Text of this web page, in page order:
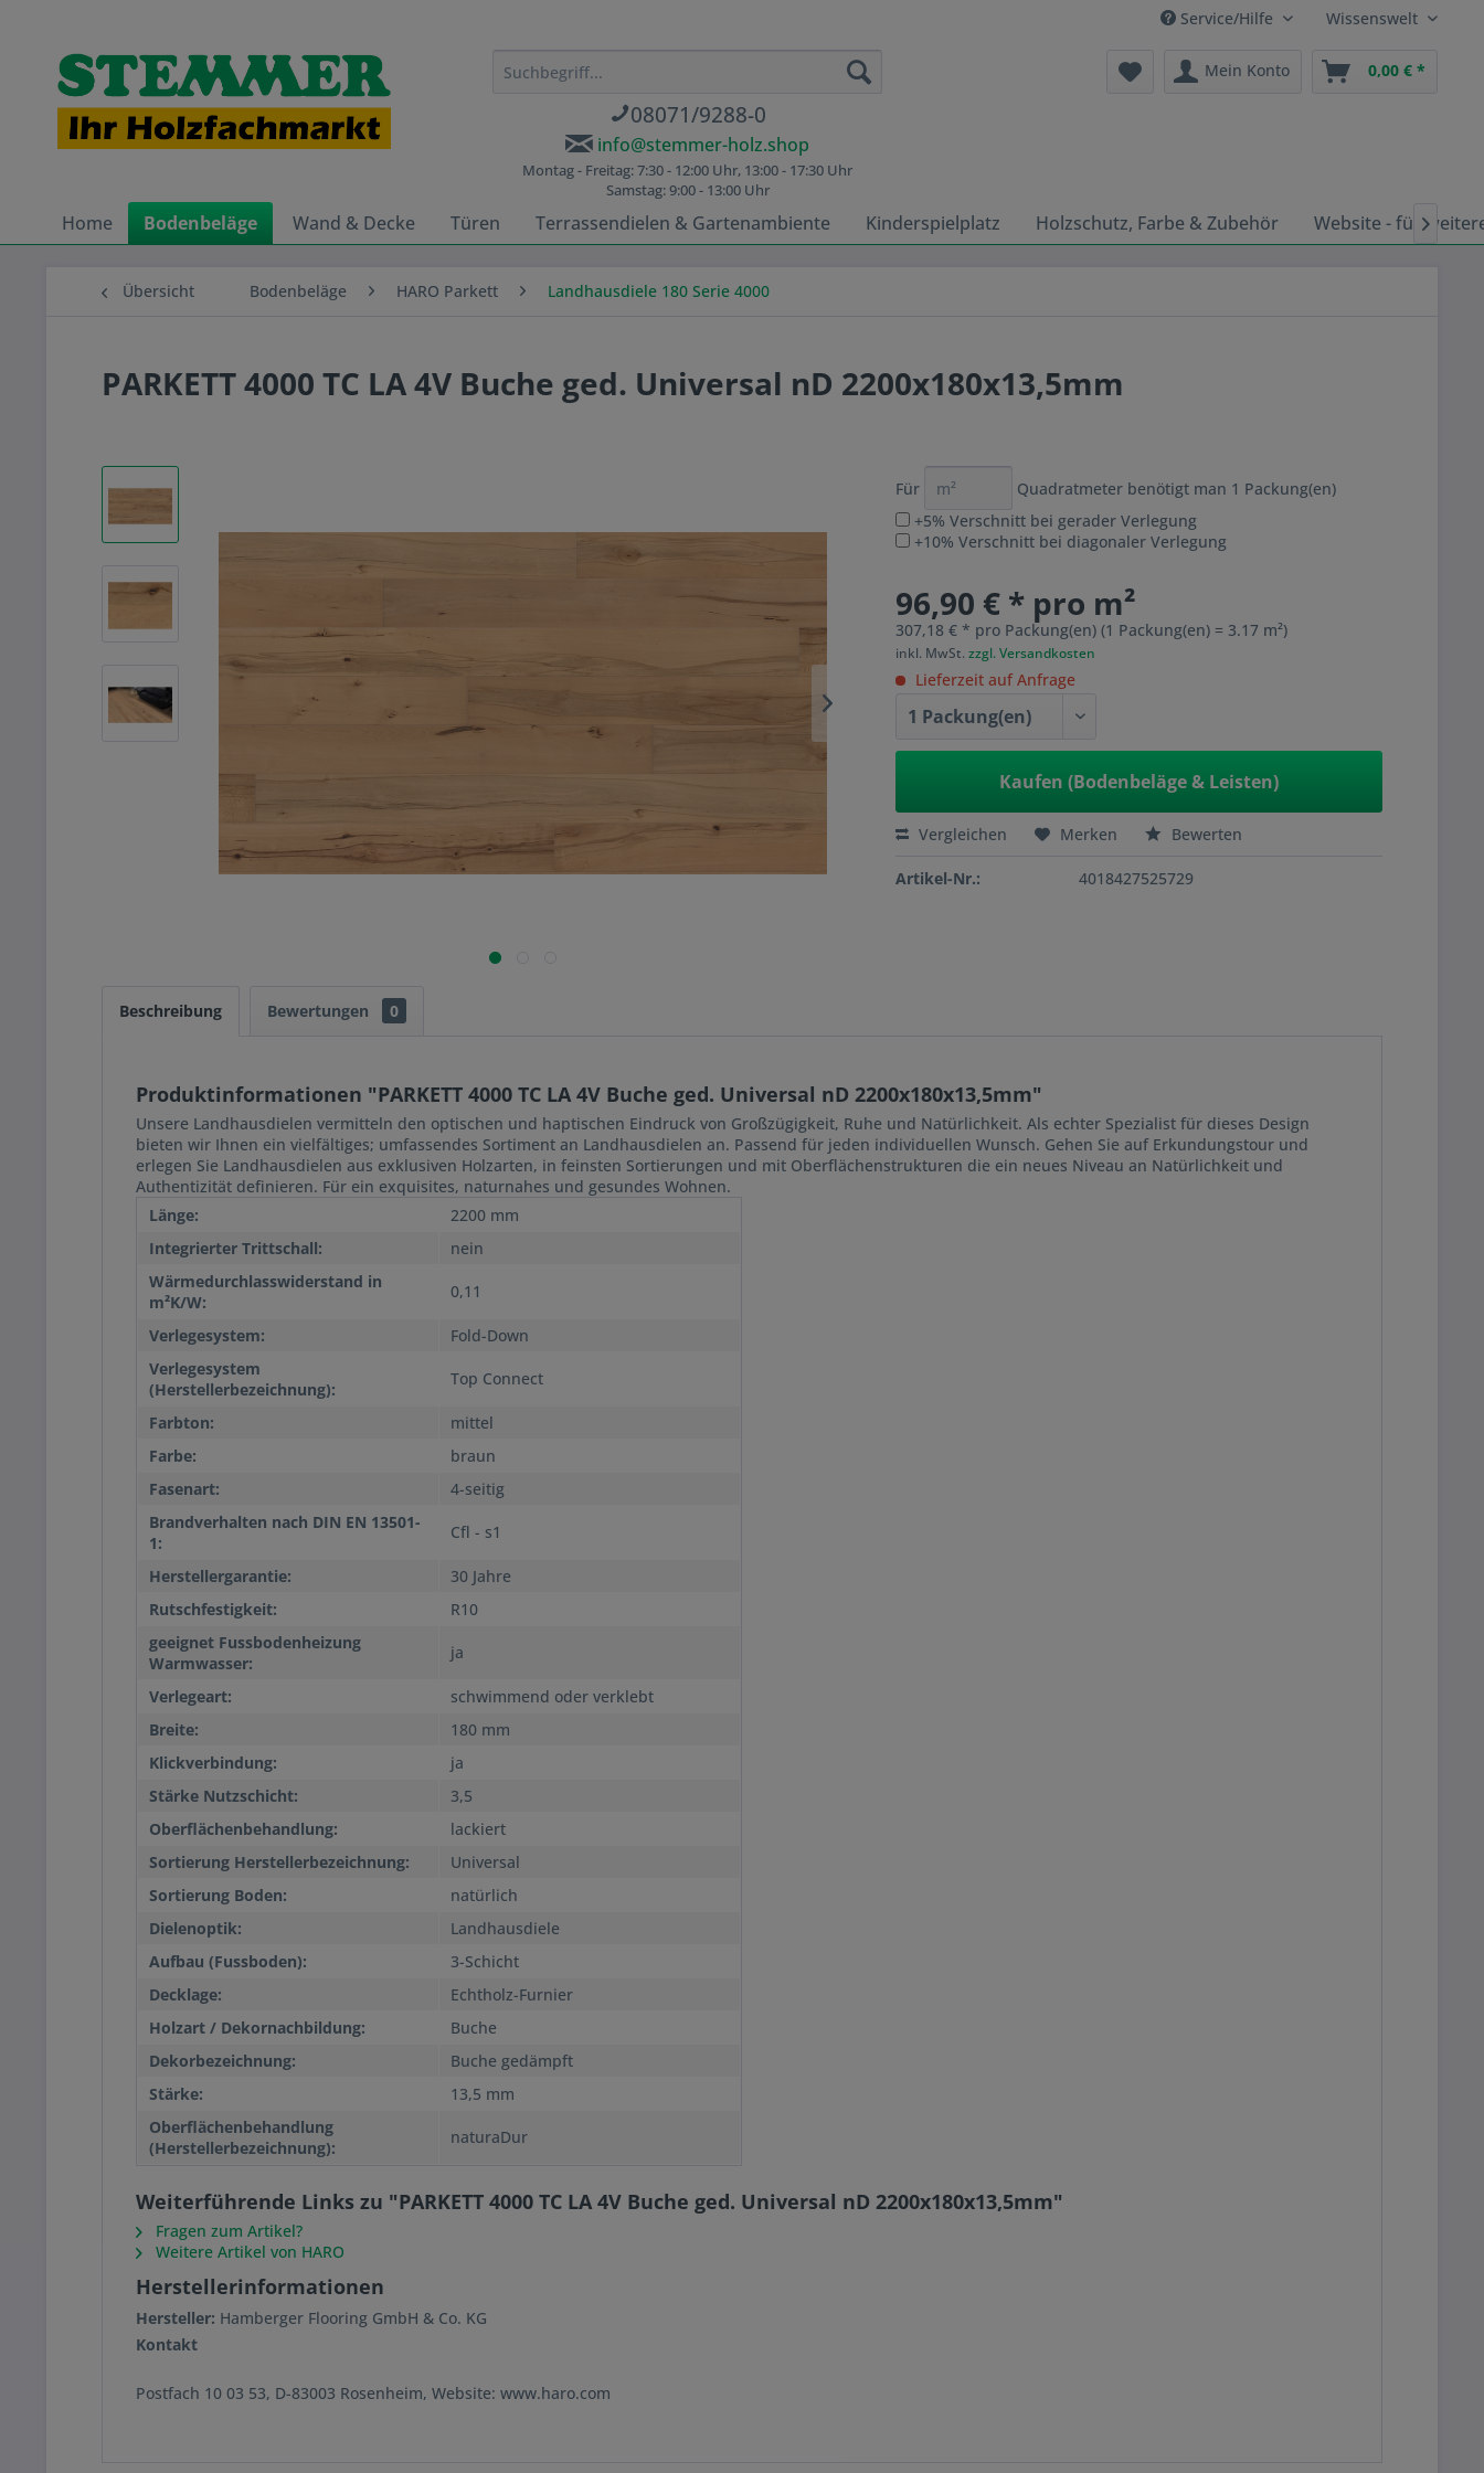
Service/Hilfe Wissenswelt
08071/9288-0
info@stemmer-holz.shop
Montag - Freitag: 7:30 - 12:00 Uhr, 13:00 - 17:30 Uhr
Samstag: 9:00 - 13:00 Uhr
Mein Konto 0,00 € *
Home Bodenbeläge Wand & Decke Türen Terrassendielen & Gartenambiente Kinderspielplatz Holzschutz, Farbe & Zubehör Website - für
Übersicht Bodenbeläge HARO Parkett Landhausdiele 180 Serie 4000
PARKETT 4000 TC LA 4V Buche ged. Universal nD 2200x180x13,5mm
Für Quadratmeter benötigt man 1 Packung(en)
+5% Verschnitt bei gerader Verlegung
+10% Verschnitt bei diagonaler Verlegung
96,90 € * pro m²
307,18 € * pro Packung(en) (1 Packung(en) = 3.17 m²)
inkl. MwSt.zzgl. Versandkosten
Lieferzeit auf Anfrage
Kaufen (Bodenbeläge & Leisten)
Vergleichen Merken Bewerten
Artikel-Nr.: 4018427525729
Beschreibung Bewertungen 0
Produktinformationen "PARKETT 4000 TC LA 4V Buche ged. Universal nD 2200x180x13,5mm"
Unsere Landhausdielen vermitteln den optischen und haptischen Eindruck von Großzügigkeit, Ruhe und Natürlichkeit. Als echter Spezialist für dieses Design
bieten wir Ihnen ein vielfältiges; umfassendes Sortiment an Landhausdielen an. Passend für jeden individuellen Wunsch. Gehen Sie auf Erkundungstour und
erlegen Sie Landhausdielen aus exklusiven Holzarten, in feinsten Sortierungen und mit Oberflächenstrukturen die ein neues Niveau an Natürlichkeit und
Authentizität definieren. Für ein exquisites, naturnahes und gesundes Wohnen.
Länge:
2200 mm
Integrierter Trittschall:
nein
Wärmedurchlasswiderstand in
m²K/W:
0,11
Verlegesystem:
Fold-Down
Verlegesystem
(Herstellerbezeichnung):
Top Connect
Farbton:
mittel
Farbe:
braun
Fasenart:
4-seitig
Brandverhalten nach DIN EN 13501-
1:
Cfl - s1
Herstellergarantie:
30 Jahre
Rutschfestigkeit:
R10
geeignet Fussbodenheizung
Warmwasser:
ja
Verlegeart:
schwimmend oder verklebt
Breite:
180 mm
Klickverbindung:
ja
Stärke Nutzschicht:
3,5
Oberflächenbehandlung:
lackiert
Sortierung Herstellerbezeichnung:
Universal
Sortierung Boden:
natürlich
Dielenoptik:
Landhausdiele
Aufbau (Fussboden):
3-Schicht
Decklage:
Echtholz-Furnier
Holzart / Dekornachbildung:
Buche
Dekorbezeichnung:
Buche gedämpft
Stärke:
13,5 mm
Oberflächenbehandlung
(Herstellerbezeichnung):
naturaDur
Weiterführende Links zu "PARKETT 4000 TC LA 4V Buche ged. Universal nD 2200x180x13,5mm"
Fragen zum Artikel?
Weitere Artikel von HARO
Herstellerinformationen
Hersteller: Hamberger Flooring GmbH & Co. KG
Kontakt
Postfach 10 03 53, D-83003 Rosenheim, Website: www.haro.com